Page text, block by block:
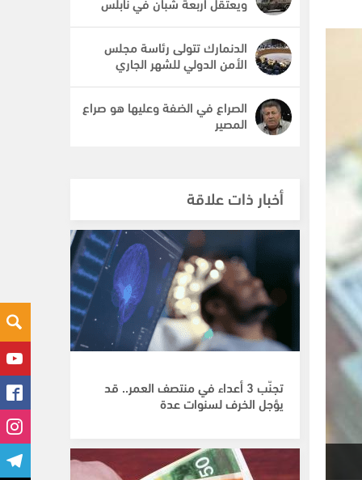
الدنمارك تتولى رئاسة مجلس
الأمن الدولي للشهر الجاري
الصراع في الضفة وعليها هو صراع
المصير
أخبار ذات علاقة
تجنّب 3 أعداء في منتصف العمر.. قد
يؤجل الخرف لسنوات عدة